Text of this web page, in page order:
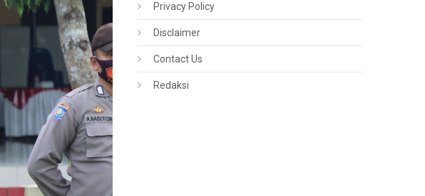
Privacy Policy
Disclaimer
Contact Us
Redaksi